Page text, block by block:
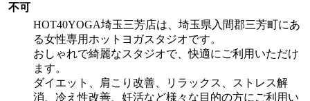
不可
HOT40YOGA埼玉三芳店は、埼玉県入間郡三芳町にあ
る女性専用ホットヨガスタジオです。
おしゃれで綺麗なスタジオで、快適にご利用いただけ
ます。
ダイエット、肩こり改善、リラックス、ストレス解
消、冷え性改善、妊活など様々な目的の方にご利用い